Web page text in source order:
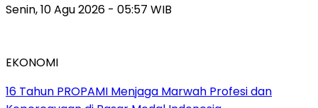
Senin, 10 Agu 2026 - 05:57 WIB
EKONOMI
16 Tahun PROPAMI Menjaga Marwah Profesi dan